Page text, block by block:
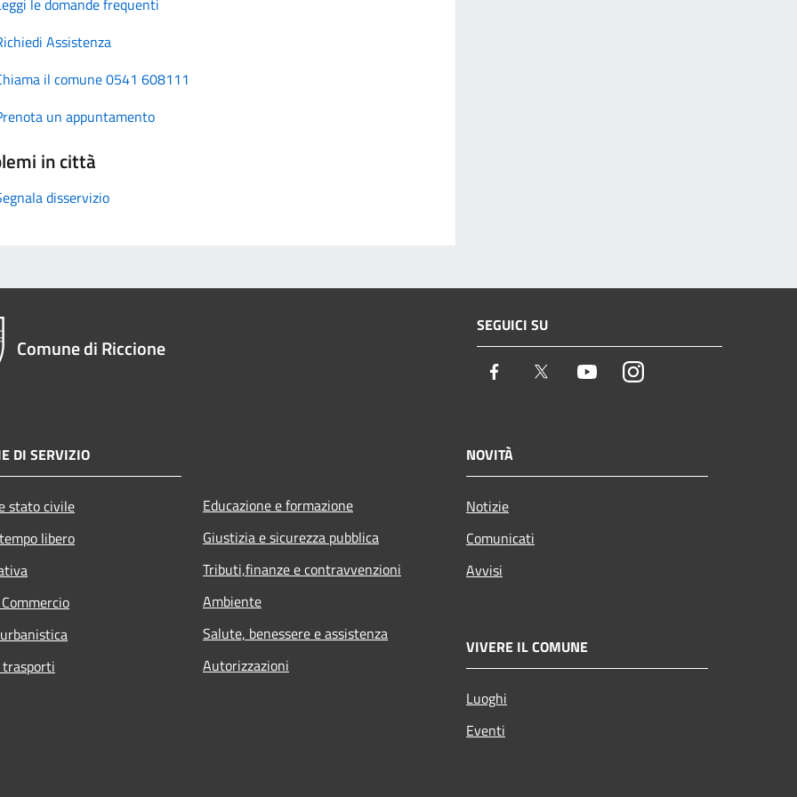
Assistenza
il comune 0541 608111
un appuntamento
in città
disservizio
Comune di Riccione
SEGUICI SU
Facebook Twitter YoutubeInstagram
DI SERVIZIO
stato civile
libero
Educazione e formazione
Giustizia e sicurezza pubblica
Tributi,finanze e contravvenzioni
Ambiente
Salute, benessere e assistenza
Autorizzazioni
NOVITÀ
Notizie
Comunicati
Avvisi
VIVERE IL COMUNE
Luoghi
Eventi